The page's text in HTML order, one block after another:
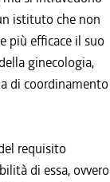
istituto che non
più efficace il suo
ginecologia,
di coordinamento
requisito
di essa, ovvero